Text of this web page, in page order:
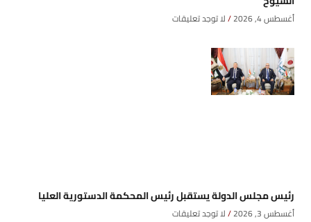
أغسطس 4, 2026 لا توجد تعليقات
رئيس مجلس الدولة يستقبل رئيس المحكمة الدستورية العليا
أغسطس 3, 2026 لا توجد تعليقات